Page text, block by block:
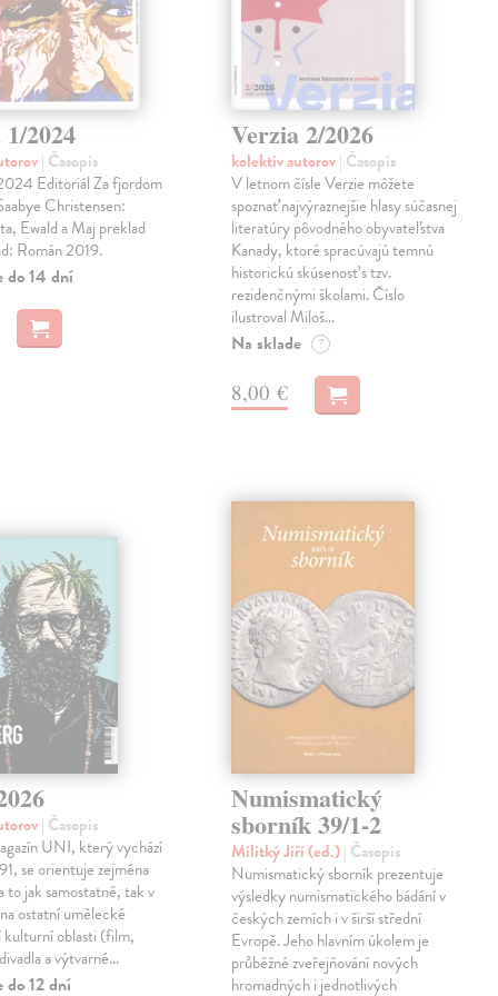
2024
| Časopis
Editoriál Za fjordom
Christensen:
Ewald a Maj preklad
Román 2019.
do 14 dní
Verzia 2/2026
kolektív autorov| Časopis
V letnom čísle Verzie môžete
spoznať najvýraznejšie hlasy súčasnej
literatúry pôvodného obyvateľstva
Kanady, ktoré spracúvajú temnú
historickú skúsenosť s tzv.
rezidenčnými školami. Číslo
ilustroval Miloš…
Na sklade ?
8,00 €
| Časopis
UNI, který vychází
se orientuje zejména
to jak samostatně, tak v
ostatní umělecké
kulturní oblasti (film,
a výtvarné…
do 12 dní
Numismatický
sborník 39/1-2
Militký Jiří (ed.)| Časopis
Numismatický sborník prezentuje
výsledky numismatického bádání v
českých zemích i v širší střední
Evropě. Jeho hlavním úkolem je
průběžné zveřejňování nových
hromadných i jednotlivých